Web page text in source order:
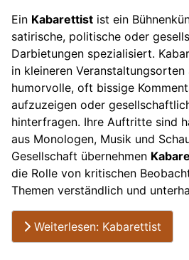
Ein Kabarettist ist ein
satirische, politische oder
Darbietungen spezialisiert.
in kleineren
humorvolle, oft bissige
aufzuzeigen oder
hinterfragen. Ihre Auftritte sind
aus Monologen, Musik und
Gesellschaft übernehmen
die Rolle von kritischen
Themen verständlich und
Weiterlesen: Kabarettist